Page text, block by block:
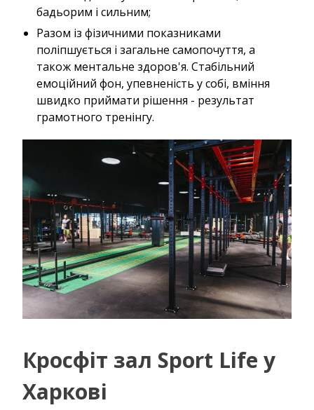
бадьорим і сильним;
Разом із фізичними показниками
поліпшується і загальне самопочуття, а
також ментальне здоров'я. Стабільний
емоційний фон, упевненість у собі, вміння
швидко приймати рішення - результат
грамотного тренінгу.
Кросфіт зал Sport Life у
Харкові